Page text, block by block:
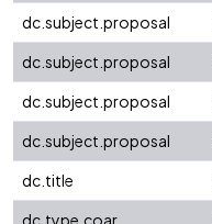
dc.subject.proposal
dc.subject.proposal
dc.subject.proposal
dc.subject.proposal
dc.title
dc.type.coar